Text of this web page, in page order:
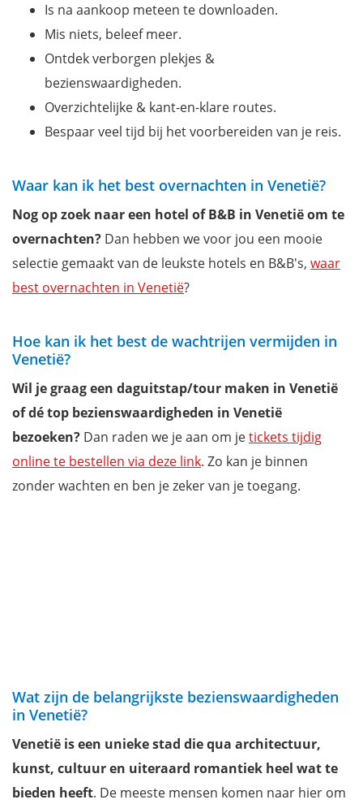
Is na aankoop meteen te downloaden.
Mis niets, beleef meer.
Ontdek verborgen plekjes &
bezienswaardigheden.
Overzichtelijke & kant-en-klare routes.
Bespaar veel tijd bij het voorbereiden van je reis.
Waar kan ik het best overnachten in Venetië?
Nog op zoek naar een hotel of B&B in Venetië om te
overnachten? Dan hebben we voor jou een mooie
selectie gemaakt van de leukste hotels en B&B's, waar
best overnachten in Venetië?
Hoe kan ik het best de wachtrijen vermijden in
Venetië?
Wil je graag een daguitstap/tour maken in Venetië
of dé top bezienswaardigheden in Venetië
bezoeken? Dan raden we je aan om jetickets tijdig
online te bestellen via deze link. Zo kan je binnen
zonder wachten en ben je zeker van je toegang.
Wat zijn de belangrijkste bezienswaardigheden
in Venetië?
Venetië is een unieke stad die qua architectuur,
kunst, cultuur en uiteraard romantiek heel wat te
bieden heeft. De meeste mensen komen naar hier om